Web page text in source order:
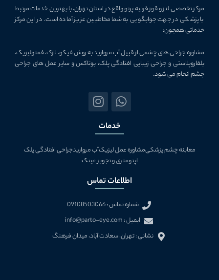
مرکز تخصصی لنز و قوز قرنیه پرتو واقع در استان تهران، با بهترین خدمات مرتبط
با پزشکی در جهت جوابگویی به شما مخاطبین عزیز آماده است. در این مرکز
خدماتی همچون:
مشاوره جراحی­ های چشمی از قبیل آب مروارید به روش فیکو، لازک، فمتولیزیک،
بلفاروپلاستی و جراحی زیبایی افتادگی پلک، بوتاکس و سایر عمل های جراحی
چشم انجام می شود.
W
h
a
t
s
a
p
p
I
n
t
a
g
r
a
m
خدمات
معاینه چشم پزشکیمشاوره عمل لیزیکآب مرواریدجراحی افتادگی پلک
اپتومتری و تجویز عینک
اطلاعات تماس
شماره تماس : 09108503066
ایمیل : info@parto-eye.com
نشانی : تهران، سعادت آباد، ميدان فرهنگ